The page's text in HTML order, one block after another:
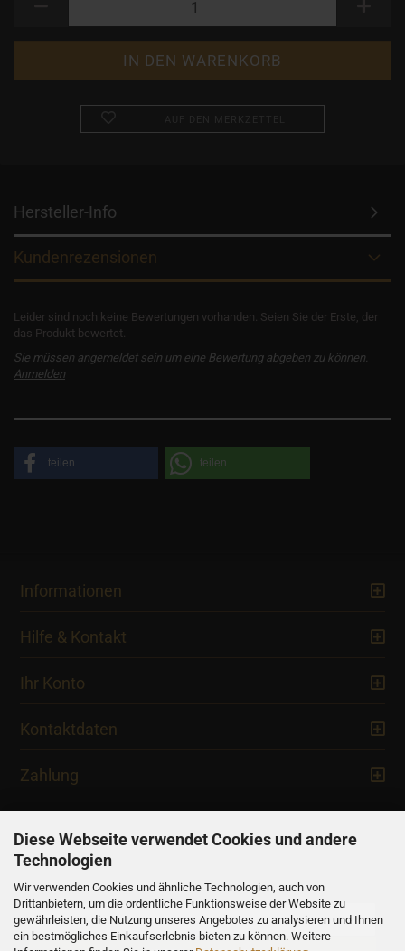
Diese Webseite verwendet Cookies und andere
Technologien
Wir verwenden Cookies und ähnliche Technologien, auch von
Drittanbietern, um die ordentliche Funktionsweise der Website zu
gewährleisten, die Nutzung unseres Angebotes zu analysieren und Ihnen
ein bestmögliches Einkaufserlebnis bieten zu können. Weitere
Hersteller-Info
Kundenrezensionen
Leider sind noch keine Bewertungen vorhanden. Seien Sie der Erste, der
das Produkt bewertet.
Sie müssen angemeldet sein um eine Bewertung abgeben zu können.
Anmelden
teilen teilen
Informationen
Hilfe & Kontakt
Ihr Konto
Kontaktdaten
Zahlung
Newsletter